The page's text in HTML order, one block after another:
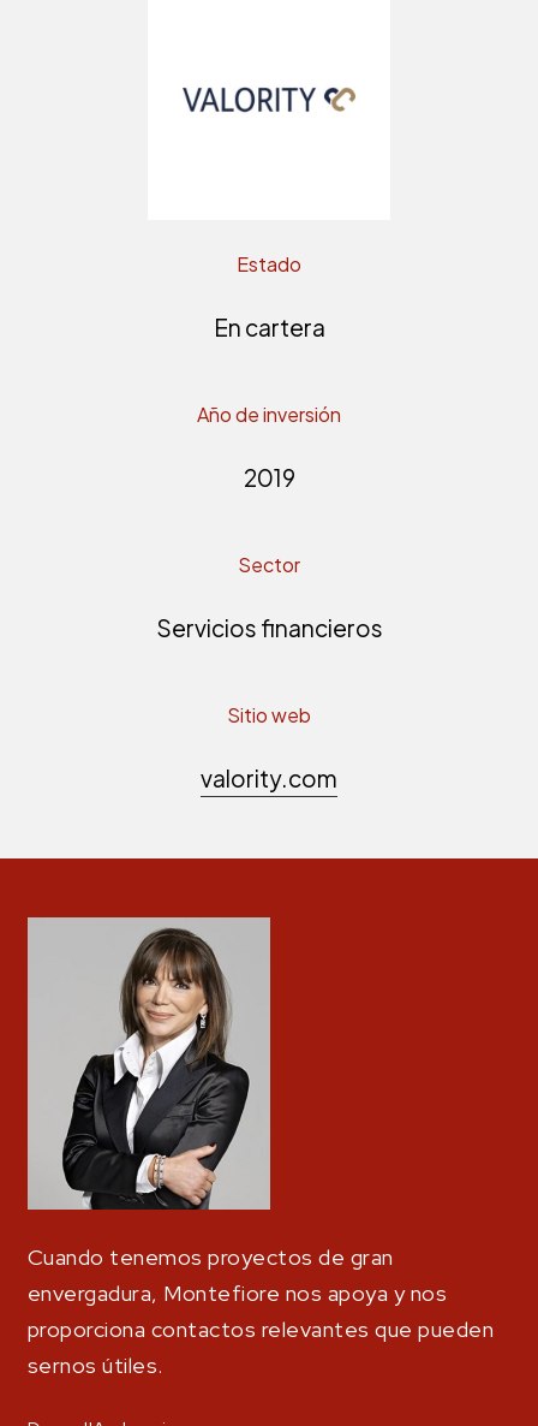
Estado
En cartera
Año de inversión
2019
Sector
Servicios financieros
Sitio web
valority.com
Cuando tenemos proyectos de gran
envergadura, Montefiore nos apoya y nos
proporciona contactos relevantes que pueden
sernos útiles.